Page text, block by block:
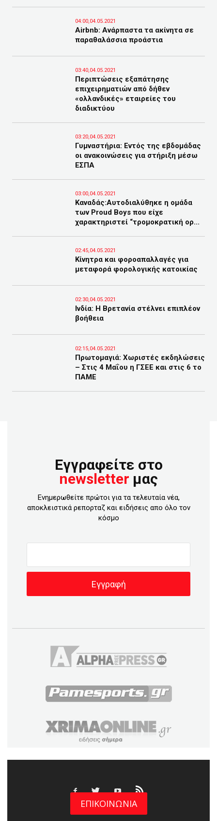
04:00,04.05.2021
Airbnb: Ανάρπαστα τα ακίνητα σε
παραθαλάσσια προάστια
03:40,04.05.2021
Περιπτώσεις εξαπάτησης
επιχειρηματιών από δήθεν
«ολλανδικές» εταιρείες του
διαδικτύου
03:20,04.05.2021
Γυμναστήρια: Εντός της εβδομάδας
οι ανακοινώσεις για στήριξη μέσω
ΕΣΠΑ
03:00,04.05.2021
Καναδάς:Αυτοδιαλύθηκε η ομάδα
των Proud Boys που είχε
χαρακτηριστεί “τρομοκρατική ορ...
02:45,04.05.2021
Kίνητρα και φοροαπαλλαγές για
μεταφορά φορολογικής κατοικίας
02:30,04.05.2021
Ινδία: Η Βρετανία στέλνει επιπλέον
βοήθεια
02:15,04.05.2021
Πρωτομαγιά: Χωριστές εκδηλώσεις
– Στις 4 Μαΐου η ΓΣΕΕ και στις 6 το
ΠΑΜΕ
Εγγραφείτε στο
newsletter μας
Ενημερωθείτε πρώτοι για τα τελευταία νέα,
αποκλειστικά ρεπορταζ και ειδήσεις απο όλο τον
κόσμο
ΕΠΙΚΟΙΝΩΝΙΑ